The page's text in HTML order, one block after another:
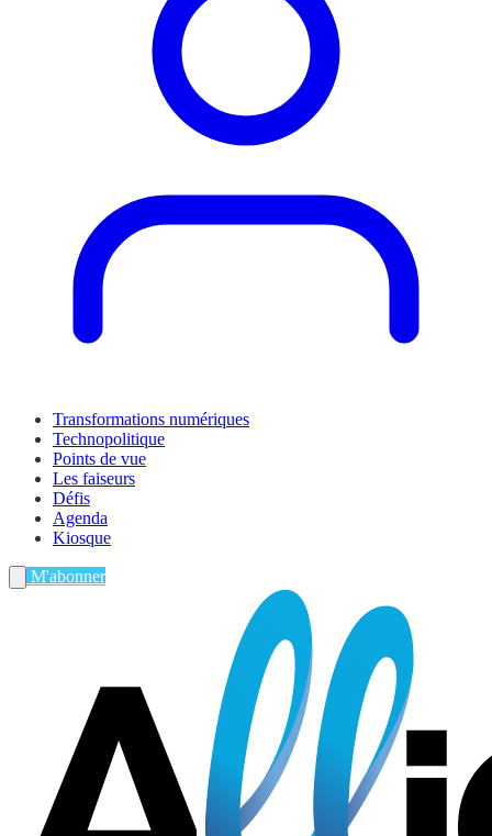
Transformations numériques
Technopolitique
Points de vue
Les faiseurs
Défis
Agenda
Kiosque
M'abonner